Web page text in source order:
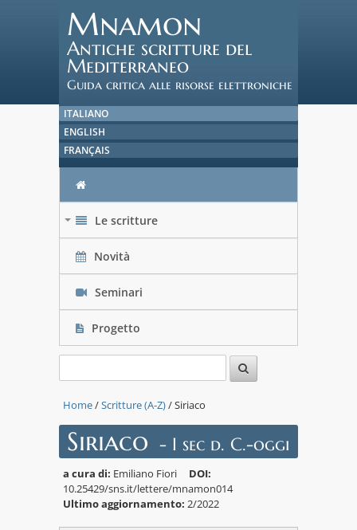
Mnamon
Antiche scritture del
Mediterraneo
Guida critica alle risorse elettroniche
ITALIANO
ENGLISH
FRANÇAIS
Le scritture
Novità
Seminari
Progetto
Home/Scritture (A-Z)/ Siriaco
Siriaco - I sec d. C.-oggi
a cura di: Emiliano Fiori DOI:
10.25429/sns.it/lettere/mnamon014
Ultimo aggiornamento: 2/2022